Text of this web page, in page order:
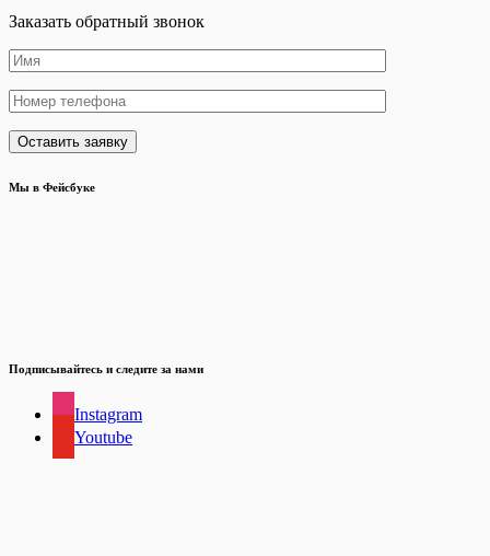
Заказать обратный звонок
Мы в Фейсбуке
Подписывайтесь и следите за нами
Instagram
Youtube